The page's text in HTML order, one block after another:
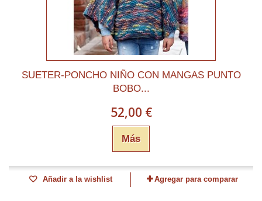
SUETER-PONCHO NIÑO CON MANGAS PUNTO
BOBO...
52,00 €
Más
Añadir a la wishlist Agregar para comparar